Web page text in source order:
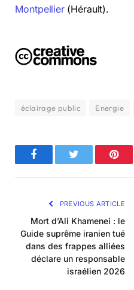
Montpellier (Hérault).
éclairage public Energie
FacebookTwitter
PREVIOUS ARTICLE
Mort d’Ali Khamenei : le
Guide suprême iranien tué
dans des frappes alliées
déclare un responsable
israélien 2026